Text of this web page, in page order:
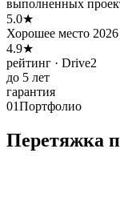
выполненных
5.0★
Хорошее место
4.9★
рейтинг · Drive2
до 5 лет
гарантия
01Портфолио
Перетяжка